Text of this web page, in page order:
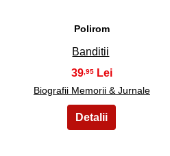
Polirom
Banditii
39,95
Biografii Memorii & Jurnale